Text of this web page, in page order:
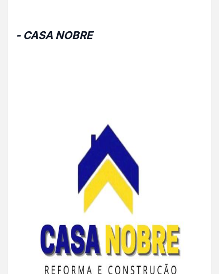
- CASA NOBRE